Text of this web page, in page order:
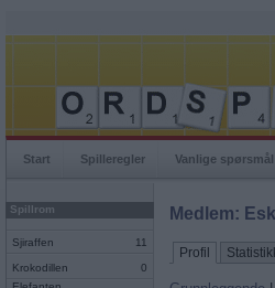
Start Spilleregler Vanlige spørsmål
Spillrom
Sjiraffen 11
Krokodillen
0
Medlem:
Profil